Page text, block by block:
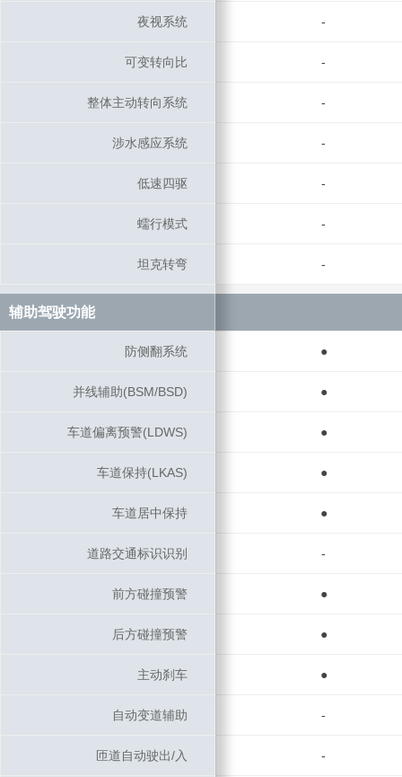
夜视系统 -
可变转向比 -
整体主动转向系统 -
涉水感应系统 -
低速四驱 -
蠕行模式 -
坦克转弯 -
辅助驾驶功能
防侧翻系统 ●
并线辅助(BSM/BSD) ●
车道偏离预警(LDWS) ●
车道保持(LKAS) ●
车道居中保持 ●
道路交通标识识别 -
前方碰撞预警 ●
后方碰撞预警 ●
主动刹车 ●
自动变道辅助 -
匝道自动驶出/入 -
夜视系统
可变转向比
整体主动转向系统
涉水感应系统
低速四驱
蠕行模式
坦克转弯
辅助驾驶功能
防侧翻系统
并线辅助(BSM/BSD)
车道偏离预警(LDWS)
车道保持(LKAS)
车道居中保持
道路交通标识识别
前方碰撞预警
后方碰撞预警
主动刹车
自动变道辅助
匝道自动驶出/入